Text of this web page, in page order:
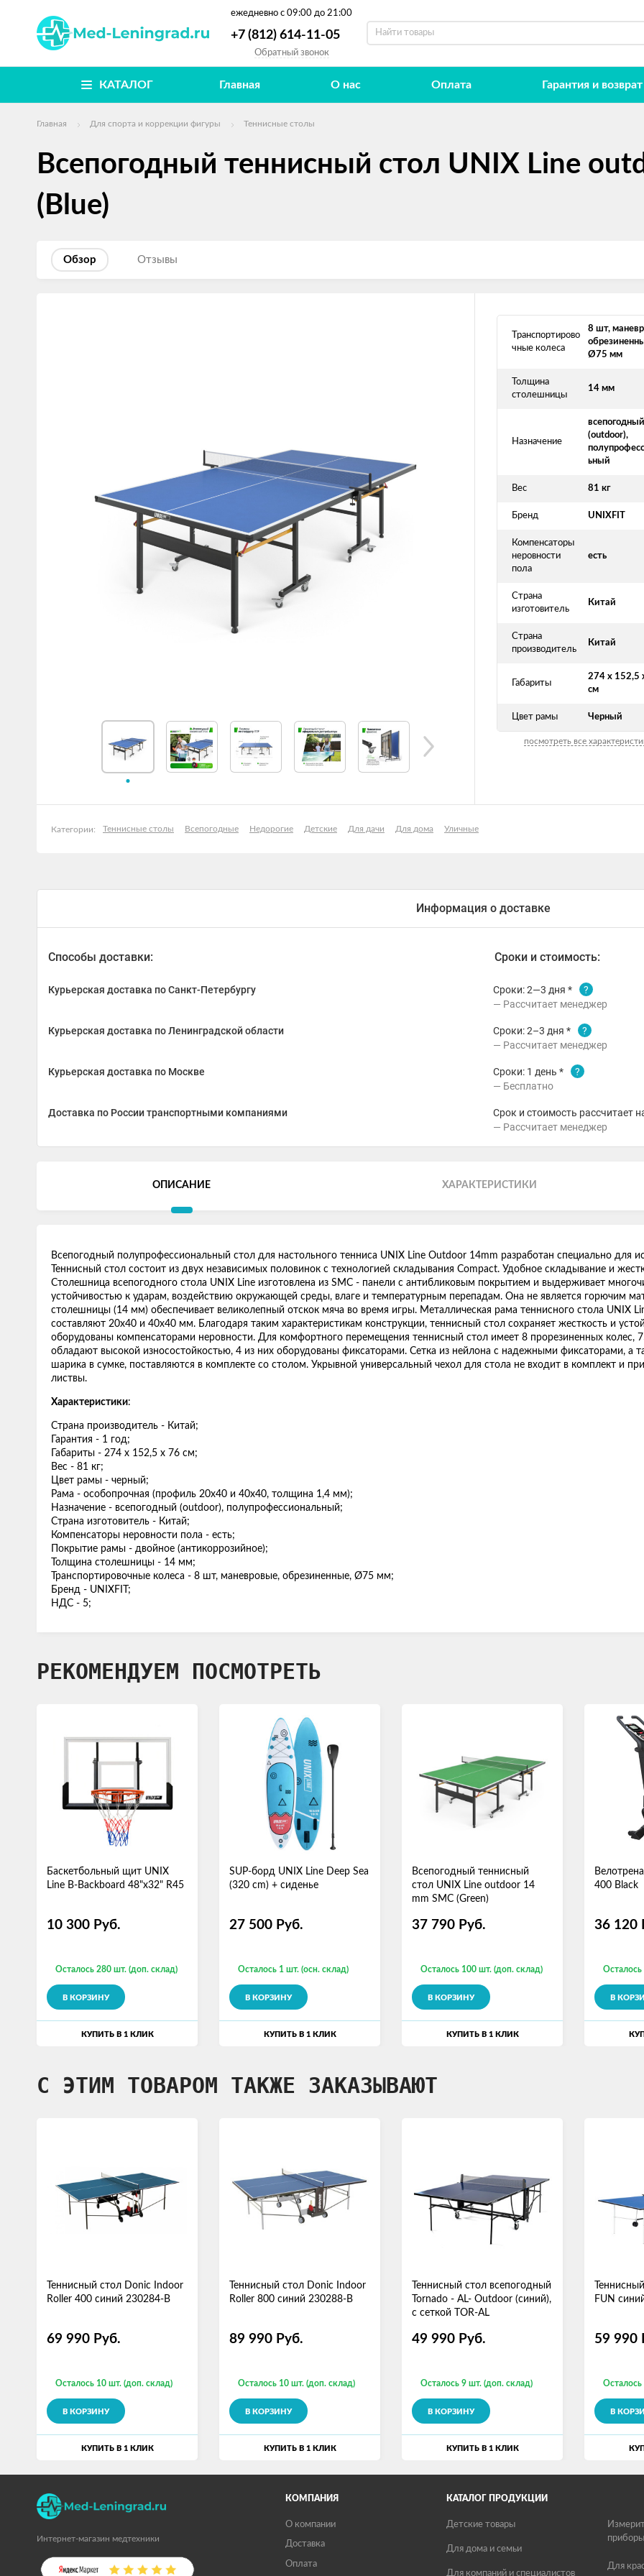
ежедневно с 09:00 до 21:00
+7 (812) 614-11-05
Обратный звонок
КАТАЛОГ Главная О нас Оплата Гарантия и возврат
Главная Для спорта и коррекции фигуры Теннисные столы
Всепогодный теннисный стол UNIX Line
(Blue)
Обзор Отзывы
Транспортирово
чные колеса
8 шт,
Ø75 мм
Толщина
столешницы
14 мм
Назначение
всепогодный
(outdoor),
ьный
Вес 81 кг
Бренд UNIXFIT
Компенсаторы
неровности
пола
есть
Страна
изготовитель
Китай
Страна
производитель
Китай
Габариты
274 х 152,5
см
Цвет рамы Черный
посмотреть все
Категории: Теннисные столы Всепогодные Недорогие Детские Для дачи Для дома Уличные
Информация о доставке
Способы доставки: Сроки и стоимость:
Курьерская доставка по Санкт-Петербургу Сроки: 2—3 дня *
?
Рассчитает менеджер
Курьерская доставка по Ленинградской области Сроки: 2–3 дня *
?
Рассчитает менеджер
Курьерская доставка по Москве Сроки: 1 день *
?
Бесплатно
Доставка по России транспортными компаниями Срок и стоимость рассчитает
Рассчитает менеджер
ОПИСАНИЕ ХАРАКТЕРИСТИКИ
Всепогодный полупрофессиональный стол для настольного тенниса UNIX Line Outdoor 14mm разработан специально для
Теннисный стол состоит из двух независимых половинок с технологией складывания Compact. Удобное складывание и
Столешница всепогодного стола UNIX Line изготовлена из SMС - панели с антибликовым покрытием и выдерживает
устойчивостью к ударам, воздействию окружающей среды, влаге и температурным перепадам. Она не является горючим
столешницы (14 мм) обеспечивает великолепный отскок мяча во время игры. Металлическая рама теннисного стола UNIX
составляют 20х40 и 40х40 мм. Благодаря таким характеристикам конструкции, теннисный стол сохраняет жесткость и
оборудованы компенсаторами неровности. Для комфортного перемещения теннисный стол имеет 8 прорезиненных
обладают высокой износостойкостью, 4 из них оборудованы фиксаторами. Сетка из нейлона с надежными фиксаторами, а
шарика в сумке, поставляются в комплекте со столом. Укрывной универсальный чехол для стола не входит в комплект и
листвы.
Характеристики:
Страна производитель - Китай;
Гарантия - 1 год;
Габариты - 274 х 152,5 х 76 см;
Вес - 81 кг;
Цвет рамы - черный;
Рама - особопрочная (профиль 20x40 и 40х40, толщина 1,4 мм);
Назначение - всепогодный (outdoor), полупрофессиональный;
Страна изготовитель - Китай;
Компенсаторы неровности пола - есть;
Покрытие рамы - двойное (антикоррозийное);
Толщина столешницы - 14 мм;
Транспортировочные колеса - 8 шт, маневровые, обрезиненные, Ø75 мм;
Бренд - UNIXFIT;
НДС - 5;
РЕКОМЕНДУЕМ ПОСМОТРЕТЬ
Баскетбольный щит UNIX
Line B-Backboard 48"x32" R45
10 300 Руб.
Осталось 280 шт. (доп. склад)
В КОРЗИНУ
КУПИТЬ В 1 КЛИК
SUP-борд UNIX Line Deep Sea
(320 cm) + сиденье
27 500 Руб.
Осталось 1 шт. (осн. склад)
В КОРЗИНУ
КУПИТЬ В 1 КЛИК
Всепогодный теннисный
стол UNIX Line outdoor 14
mm SMC (Green)
37 790 Руб.
Осталось 100 шт. (доп. склад)
В КОРЗИНУ
КУПИТЬ В 1 КЛИК
400 Black
36 120
Осталось
В
С ЭТИМ ТОВАРОМ ТАКЖЕ ЗАКАЗЫВАЮТ
Теннисный стол Donic Indoor
Roller 400 синий 230284-B
69 990 Руб.
Осталось 10 шт. (доп. склад)
В КОРЗИНУ
КУПИТЬ В 1 КЛИК
Теннисный стол Donic Indoor
Roller 800 синий 230288-B
89 990 Руб.
Осталось 10 шт. (доп. склад)
В КОРЗИНУ
КУПИТЬ В 1 КЛИК
Теннисный стол всепогодный
Tornado - AL- Outdoor (синий),
с сеткой TOR-AL
49 990 Руб.
Осталось 9 шт. (доп. склад)
В КОРЗИНУ
КУПИТЬ В 1 КЛИК
FUN
59 990
Осталось
В
Интернет-магазин медтехники
КОМПАНИЯ
О компании
Доставка
Оплата
КАТАЛОГ ПРОДУКЦИИ
Детские товары
Для дома и семьи
Для компаний и специалистов
приборы
Для